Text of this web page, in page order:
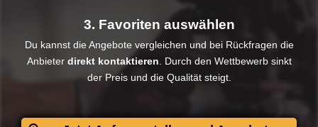
3. Favoriten auswählen
Du kannst die Angebote vergleichen und bei Rückfragen die
Anbieter direkt kontaktieren. Durch den Wettbewerb sinkt
der Preis und die Qualität steigt.​